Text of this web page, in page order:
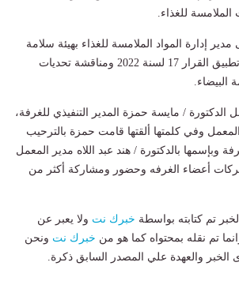
الملامسة للغذاء.
إدارة المواد الملامسة للغذاء بهيئة سلامة
الغذاء بعرض متطلبات تطبيق القرار 17 لسنة 2022 ومناقشة تحديات
البيضاء.
الدكتورة / مايسة حمزة المدير التنفيذي للغرفة،
المعمل وفي كلمتها ألقتها قامت حمزة بالترحيب
بالدكتورة / هند عبد اللاه مدير المعمل
أعضاء الغرفه وحضور ومشاركة أكثر من
تم كتابته بواسطة خبرك نت ولا يعبر عن
تم نقله بمحتواه كما هو من خبرك نت ونحن
والعهدة علي المصدر السابق ذكرة.